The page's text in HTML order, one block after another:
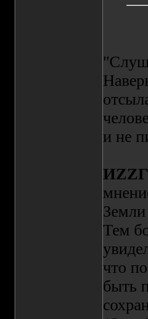
и не
Земли
Тем
что
быть